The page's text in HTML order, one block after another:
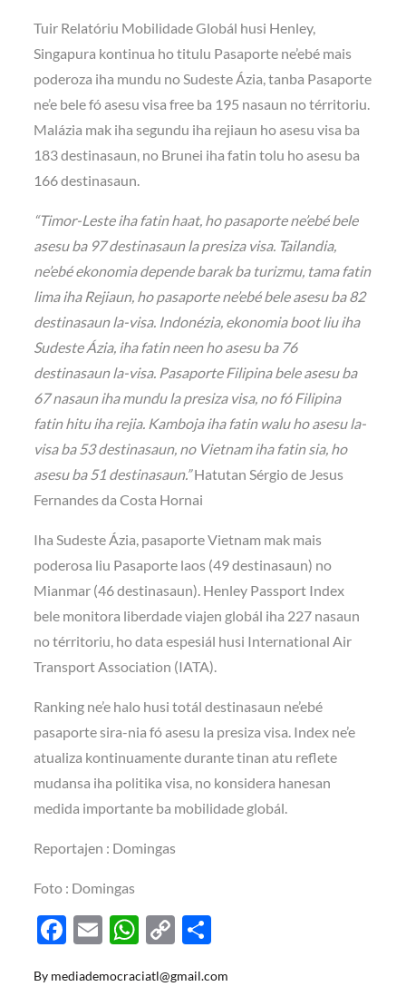
Tuir Relatóriu Mobilidade Globál husi Henley,
Singapura kontinua ho titulu Pasaporte ne’ebé mais
poderoza iha mundu no Sudeste Ázia, tanba Pasaporte
ne’e bele fó asesu visa free ba 195 nasaun no térritoriu.
Malázia mak iha segundu iha rejiaun ho asesu visa ba
183 destinasaun, no Brunei iha fatin tolu ho asesu ba
166 destinasaun.
“Timor-Leste iha fatin haat, ho pasaporte ne’ebé bele
asesu ba 97 destinasaun la presiza visa. Tailandia,
ne’ebé ekonomia depende barak ba turizmu, tama fatin
lima iha Rejiaun, ho pasaporte ne’ebé bele asesu ba 82
destinasaun la-visa. Indonézia, ekonomia boot liu iha
Sudeste Ázia, iha fatin neen ho asesu ba 76
destinasaun la-visa. Pasaporte Filipina bele asesu ba
67 nasaun iha mundu la presiza visa, no fó Filipina
fatin hitu iha rejia. Kamboja iha fatin walu ho asesu la-
visa ba 53 destinasaun, no Vietnam iha fatin sia, ho
asesu ba 51 destinasaun.”Hatutan Sérgio de Jesus
Fernandes da Costa Hornai
Iha Sudeste Ázia, pasaporte Vietnam mak mais
poderosa liu Pasaporte laos (49 destinasaun) no
Mianmar (46 destinasaun). Henley Passport Index
bele monitora liberdade viajen globál iha 227 nasaun
no térritoriu, ho data espesiál husi International Air
Transport Association (IATA).
Ranking ne’e halo husi totál destinasaun ne’ebé
pasaporte sira-nia fó asesu la presiza visa. Index ne’e
atualiza kontinuamente durante tinan atu reflete
mudansa iha politika visa, no konsidera hanesan
medida importante ba mobilidade globál.
Reportajen : Domingas
Foto : Domingas
F
e
E
ail
W
at
C
p ar
By mediademocraciatl@gmail.com